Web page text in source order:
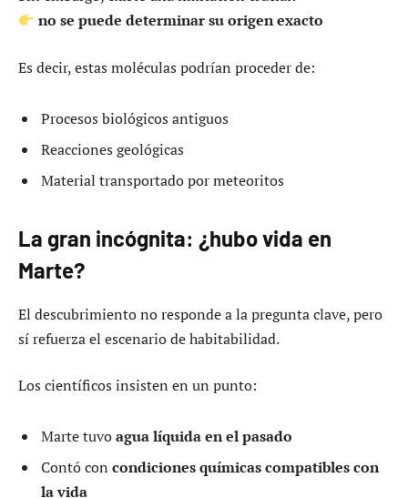
no se puede determinar su origen exacto
Es decir, estas moléculas podrían proceder de:
Procesos biológicos antiguos
Reacciones geológicas
Material transportado por meteoritos
La gran incógnita: ¿hubo vida en
Marte?
El descubrimiento no responde a la pregunta clave, pero
sí refuerza el escenario de habitabilidad.
Los científicos insisten en un punto:
Marte tuvoagua líquida en el pasado
Contó con condiciones químicas compatibles con
la vida